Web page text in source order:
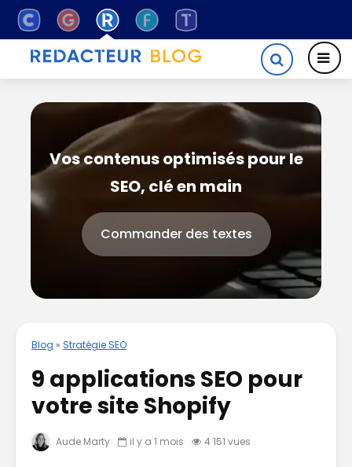
Vos contenus optimisés pour le
SEO, clé en main
Commander des textes
Blog » Stratégie SEO
9 applications SEO pour
votre site Shopify
Aude Marty il y a 1 mois 4 151 vues